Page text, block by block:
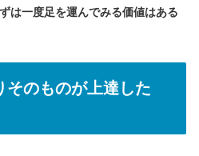
は一度足を運んでみる価値はある
そのものが上達した